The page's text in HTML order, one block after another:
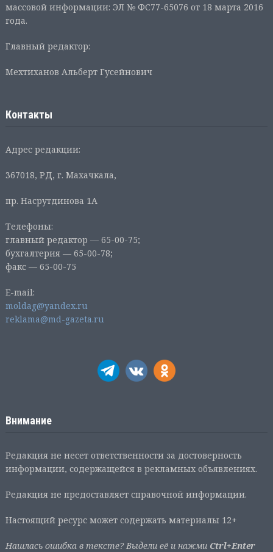
массовой информации: ЭЛ № ФС77-65076 от 18 марта 2016
года.
Главный редактор:
Мехтиханов Альберт Гусейнович
Контакты
Адрес редакции:
367018, РД, г. Махачкала,
пр. Насрутдинова 1А
Телефоны:
главный редактор — 65-00-75;
бухгалтерия — 65-00-78;
факс — 65-00-75
E-mail:
moldag@yandex.ru
reklama@md-gazeta.ru
Внимание
Редакция не несет ответственности за достоверность
информации, содержащейся в рекламных объявлениях.
Редакция не предоставляет справочной информации.
Настоящий ресурс может содержать материалы 12+
Нашлась ошибка в тексте? Выдели её и нажми Ctrl+Enter